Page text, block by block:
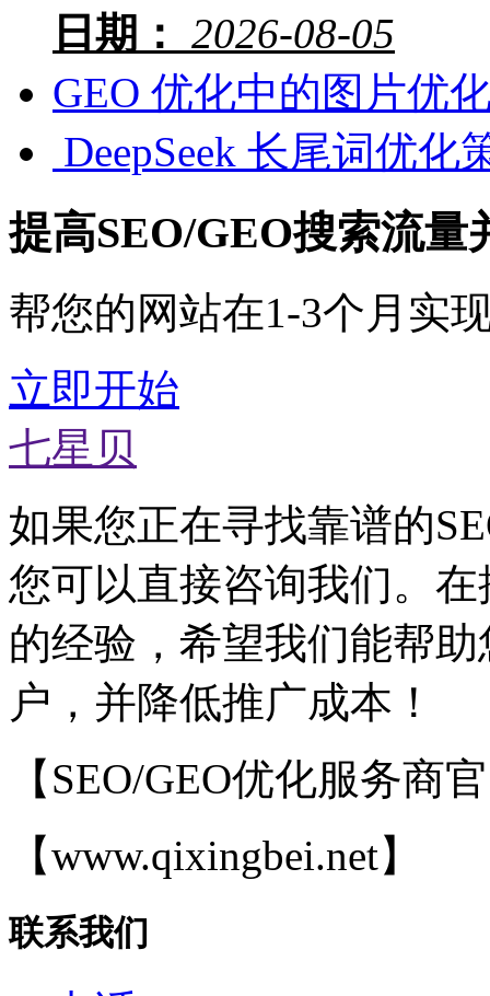
日期： 2026-08-05
GEO 优化中的图片优
DeepSeek 长尾词优化
提高SEO/GEO搜索流量
帮您的网站在1-3个月实
立即开始
七星贝
如果您正在寻找靠谱的
您可以直接咨询我们。
的经验，希望我们能帮
户，并降低推广成本！
【SEO/GEO优化服务商
【www.qixingbei.net】
联系我们